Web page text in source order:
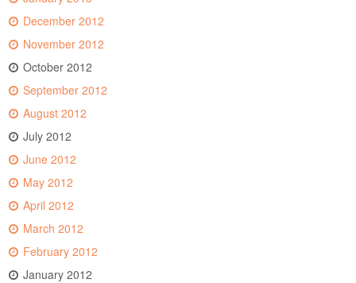
December 2012
November 2012
October 2012
September 2012
August 2012
July 2012
June 2012
May 2012
April 2012
March 2012
February 2012
January 2012